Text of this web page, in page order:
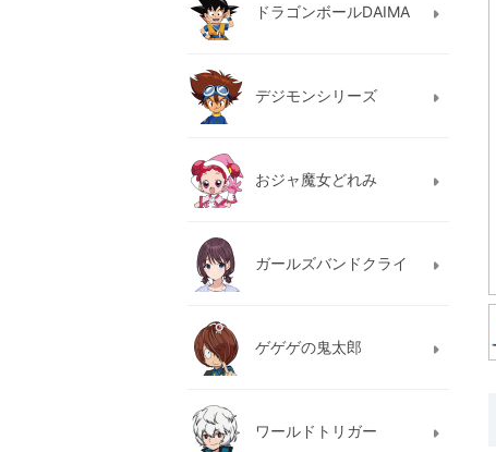
ドラゴンボールDAIMA
デジモンシリーズ
おジャ魔女どれみ
ガールズバンドクライ
ゲゲゲの鬼太郎
ワールドトリガー